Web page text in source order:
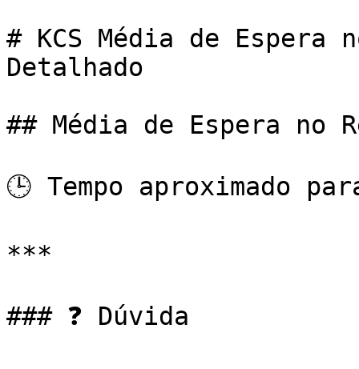
# KCS Média de Espera
Detalhado
## Média de Espera no
🕒 Tempo aproximado
***
### ❓ Dúvida